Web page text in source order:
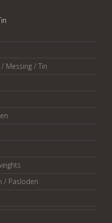
Messing / Tin
/ Pasloden